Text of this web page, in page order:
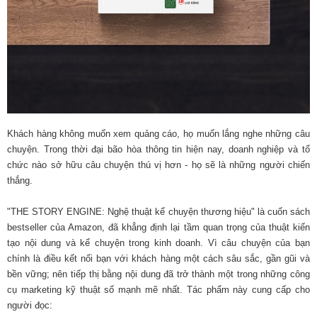
Khách hàng không muốn xem quảng cáo, họ muốn lắng nghe những câu
chuyện. Trong thời đại bão hòa thông tin hiện nay, doanh nghiệp và tổ
chức nào sở hữu câu chuyện thú vị hơn - họ sẽ là những người chiến
thắng.
"THE STORY ENGINE: Nghệ thuật kể chuyện thương hiệu" là cuốn sách
bestseller của Amazon, đã khẳng định lại tầm quan trọng của thuật kiến
tạo nội dung và kể chuyện trong kinh doanh. Vì câu chuyện của bạn
chính là điều kết nối bạn với khách hàng một cách sâu sắc, gần gũi và
bền vững; nên tiếp thị bằng nội dung đã trở thành một trong những công
cụ marketing kỹ thuật số mạnh mẽ nhất. Tác phẩm này cung cấp cho
người đọc: